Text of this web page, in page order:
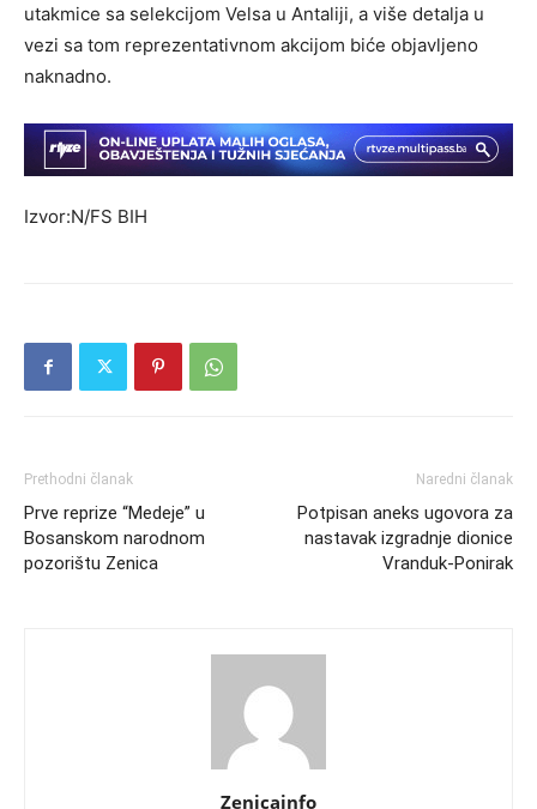
utakmice sa selekcijom Velsa u Antaliji, a više detalja u
vezi sa tom reprezentativnom akcijom biće objavljeno
naknadno.
Izvor:N/FS BIH
Prethodni članak
Prve reprize “Medeje” u
Bosanskom narodnom
pozorištu Zenica
Naredni članak
Potpisan aneks ugovora za
nastavak izgradnje dionice
Vranduk-Ponirak
Zenicainfo